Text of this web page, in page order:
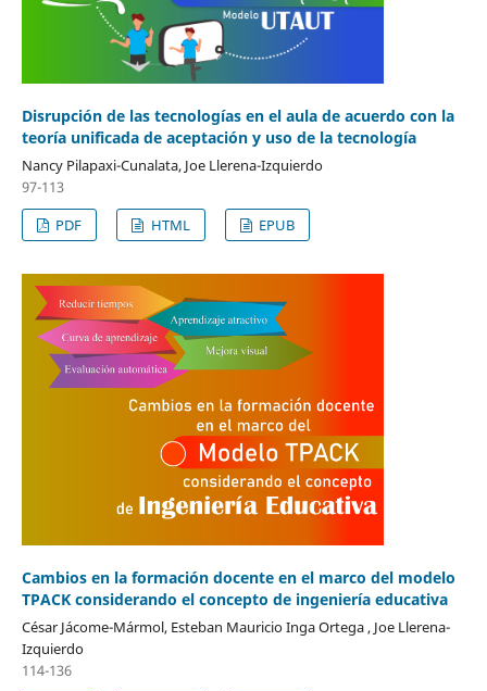
Disrupción de las tecnologías en el aula de acuerdo con la
teoría unificada de aceptación y uso de la tecnología
Nancy Pilapaxi-Cunalata, Joe Llerena-Izquierdo
97-113
PDF
HTML EPUB
Cambios en la formación docente en el marco del modelo
TPACK considerando el concepto de ingeniería educativa
César Jácome-Mármol, Esteban Mauricio Inga Ortega , Joe Llerena-
Izquierdo
114-136